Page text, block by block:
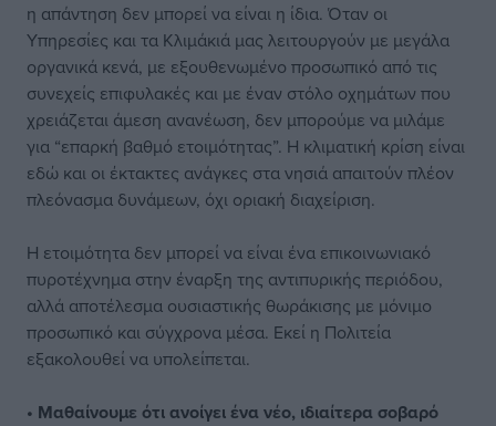
η απάντηση δεν μπορεί να είναι η ίδια. Όταν οι
Υπηρεσίες και τα Κλιμάκιά μας λειτουργούν με μεγάλα
οργανικά κενά, με εξουθενωμένο προσωπικό από τις
συνεχείς επιφυλακές και με έναν στόλο οχημάτων που
χρειάζεται άμεση ανανέωση, δεν μπορούμε να μιλάμε
για “επαρκή βαθμό ετοιμότητας”. Η κλιματική κρίση είναι
εδώ και οι έκτακτες ανάγκες στα νησιά απαιτούν πλέον
πλεόνασμα δυνάμεων, όχι οριακή διαχείριση.
Η ετοιμότητα δεν μπορεί να είναι ένα επικοινωνιακό
πυροτέχνημα στην έναρξη της αντιπυρικής περιόδου,
αλλά αποτέλεσμα ουσιαστικής θωράκισης με μόνιμο
προσωπικό και σύγχρονα μέσα. Εκεί η Πολιτεία
εξακολουθεί να υπολείπεται.
• Μαθαίνουμε ότι ανοίγει ένα νέο, ιδιαίτερα σοβαρό